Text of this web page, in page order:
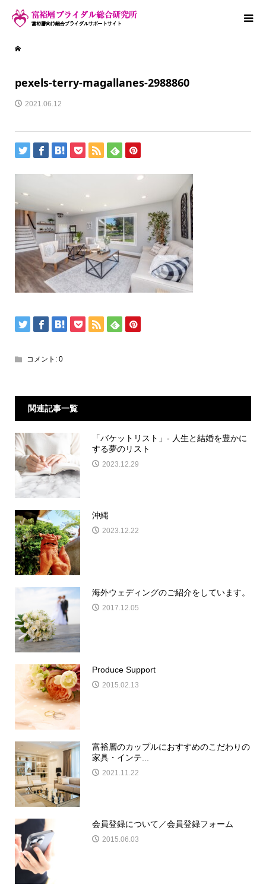
pexels-terry-magallanes-2988860
2021.06.12
コメント: 0
関連記事一覧
「バケットリスト」- 人生と結婚を豊かに
する夢のリスト
2023.12.29
沖縄
2023.12.22
海外ウェディングのご紹介をしています。
2017.12.05
Produce Support
2015.02.13
富裕層のカップルにおすすめのこだわりの
家具・インテ...
2021.11.22
会員登録について／会員登録フォーム
2015.06.03